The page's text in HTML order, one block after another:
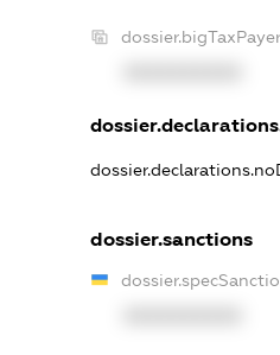
dossier.sanctions